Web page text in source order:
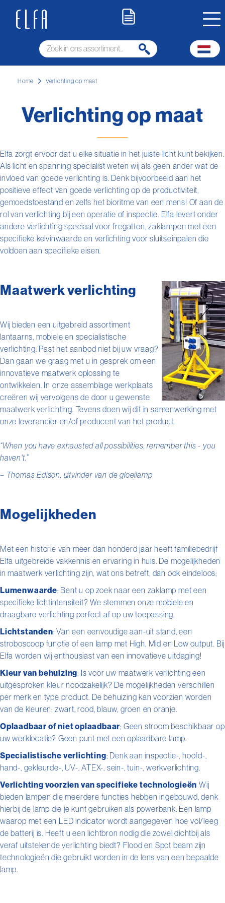
Home Verlichting op maat
Verlichting op maat
Elfa zorgt ervoor dat u elke situatie in het juiste licht kunt bekijken.
Als licht en spanning specialist weten wij als geen ander wat de
invloed van goede verlichting is. Denk bijvoorbeeld aan het
positieve effect van goede verlichting op de productiviteit,
gemoedstoestand en zelfs het bioritme van een mens! Of aan de
rol van verlichting bij een operatie of inspectie. Elfa levert onder
andere verlichting speciaal voor fregatten, zaklampen met een
specifieke kelvinwaarde en verlichting voor sluitseinpalen die
voldoen aan specifieke eisen.
Maatwerk verlichting
Wij bieden een uitgebreid assortiment
lantaarns, mobiele en specialistische
verlichting. Past het aanbod niet bij uw vraag?
Dan gaan we graag met u in gesprek om een
innovatieve maatwerk oplossing te
ontwikkelen. In onze assemblage werkplaats
creëren wij vervolgens de door u gewenste
maatwerk verlichting. Tevens doen wij dit in samenwerking met
onze leverancier en/of producent van het product.
“When you have exhausted all possibilities, remember this - you
haven't.”
– Thomas Edison, uitvinder van de gloeilamp
Mogelijkheden
Met een historie van meer dan honderd jaar heeft familiebedrijf
Elfa uitgebreide vakkennis en ervaring in huis. De mogelijkheden
in maatwerk verlichting zijn, wat ons betreft, dan ook eindeloos;
Lumenwaarde; Bent u op zoek naar een zaklamp met een
specifieke lichtintensiteit? We stemmen onze mobiele en
draagbare verlichting perfect af op uw toepassing.
Lichtstanden; Van een eenvoudige aan-uit stand, een
stroboscoop functie of een lamp met High, Mid en Low output. Bij
Elfa worden wij enthousiast van een innovatieve uitdaging!
Kleur van behuizing; Is voor uw maatwerk verlichting een
uitgesproken kleur noodzakelijk? De mogelijkheden verschillen
per merk en type product. De behuizing kan voorzien worden
van de kleuren: zwart, rood, blauw, groen en oranje.
Oplaadbaar of niet oplaadbaar; Geen stroom beschikbaar op
uw werklocatie? Geen punt met een oplaadbare lamp.
Specialistische verlichting; Denk aan inspectie-, hoofd-,
hand-, gekleurde-, UV-, ATEX-, sein-, tuin-, werkverlichting.
Verlichting voorzien van specifieke technologieën Wij
bieden lampen die meerdere functies hebben ingebouwd, denk
hierbij de lamp die je kunt gebruiken als powerbank. Een lamp
waarop met een LED indicator wordt aangegeven hoe vol/leeg
de batterij is. Heeft u een lichtbron nodig die zowel dichtbij als
veraf uitstekende verlichting biedt? Flood en Spot beam zijn
technologieën die gebruikt worden in de lens van een bepaalde
lamp.